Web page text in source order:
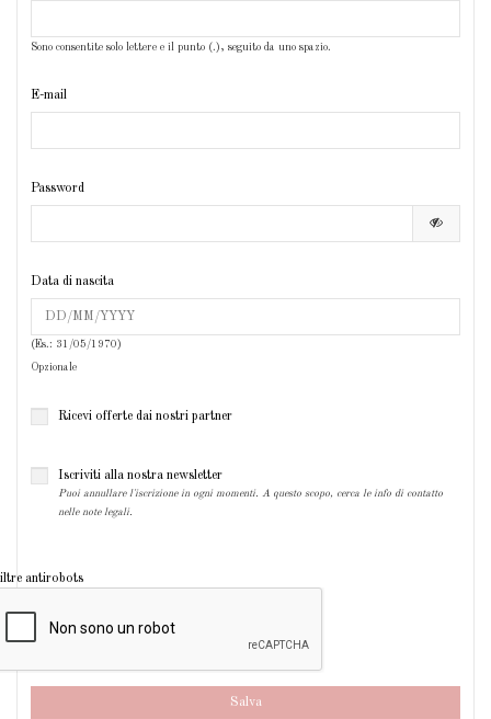
Sono consentite solo lettere e il punto (.), seguito da uno spazio.
E-mail
Password
Data di nascita
(Es.: 31/05/1970)
Opzionale
Ricevi offerte dai nostri partner
Iscriviti alla nostra newsletter
Puoi annullare l'iscrizione in ogni momenti. A questo scopo, cerca le info di contatto
nelle note legali.
Salva